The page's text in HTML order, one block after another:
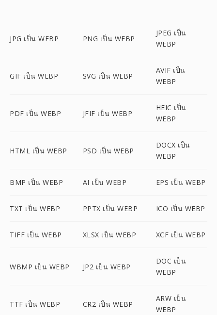
JPG เป็น WEBP PNG เป็น WEBP
JPEG เป็น
WEBP
GIF เป็น WEBP SVG เป็น WEBP
AVIF เป็น
WEBP
PDF เป็น WEBP JFIF เป็น WEBP
HEIC เป็น
WEBP
HTML เป็น WEBP PSD เป็น WEBP
DOCX เป็น
WEBP
BMP เป็น WEBP AI เป็น WEBP EPS เป็น WEBP
TXT เป็น WEBP PPTX เป็น WEBP ICO เป็น WEBP
TIFF เป็น WEBP XLSX เป็น WEBP XCF เป็น WEBP
WBMP เป็น WEBP JP2 เป็น WEBP
DOC เป็น
WEBP
TTF เป็น WEBP CR2 เป็น WEBP
ARW เป็น
WEBP